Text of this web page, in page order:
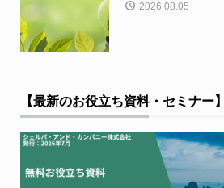
2026.08.05
【最新のお役立ち資料・セミナー】